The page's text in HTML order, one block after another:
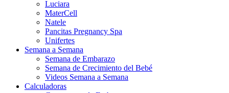
Luciara
MaterCell
Natele
Pancitas Pregnancy Spa
Unifertes
Semana a Semana
Semana de Embarazo
Semana de Crecimiento del Bebé
Videos Semana a Semana
Calculadoras